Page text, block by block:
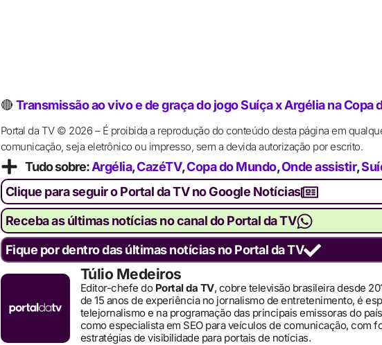
🔴 Transmissão ao vivo e de graça do jogo Suíça x Argélia na Copa
Portal da TV © 2026 – É proibida a reprodução do conteúdo desta página em
comunicação, seja eletrônico ou impresso, sem a devida autorização por escrito.
Tudo sobre:Argélia,CazéTV,Copa do Mundo,Onde assistir,
Clique para seguir o Portal da TV no Google Notícias
Receba as últimas notícias no canal do Portal da TV
Fique por dentro das últimas notícias no Portal da TV
Túlio Medeiros
Editor-chefe do Portal da TV, cobre televisão brasileira desde
de 15 anos de experiência no jornalismo de entretenimento, é
telejornalismo e na programação das principais emissoras do
como especialista em SEO para veículos de comunicação, com
estratégias de visibilidade para portais de notícias.